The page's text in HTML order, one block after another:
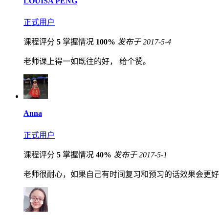
正式用户
课程评分 5 掌握情况 100% 发布于 2017-5-4
老师课上得一如既往的好， 给个赞。
Anna
正式用户
课程评分 5 掌握情况 40% 发布于 2017-5-1
老师很耐心，如果自己有时间复习和预习的话效果会更